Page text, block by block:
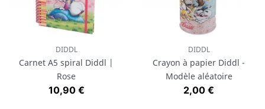
DIDDL
Carnet A5 spiral Diddl |
Rose
Prix
10,90 €
DIDDL
Crayon à papier Diddl -
Modèle aléatoire
Prix
2,00 €